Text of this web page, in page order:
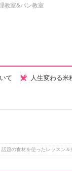
教室&パン教室
て 人生変わる米
題の食材を使ったレッスン＆